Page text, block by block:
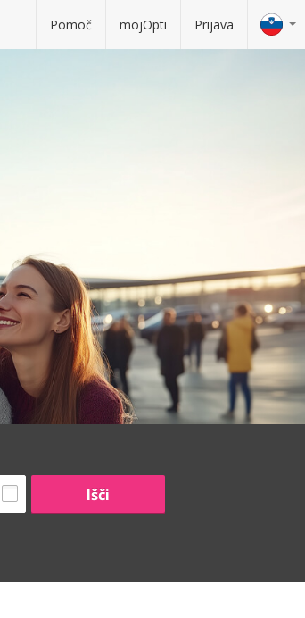
Pomoč mojOpti Prijava